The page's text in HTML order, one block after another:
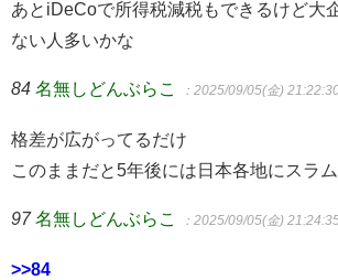
あとiDeCoで所得税減税もできるけど大
ない人多いかな
84 名無しどんぶらこ ：2025/09/05(金)
格差が広がってるだけ
このままだと5年後には日本各地にスラ
97 名無しどんぶらこ ：2025/09/05(金)
>>84